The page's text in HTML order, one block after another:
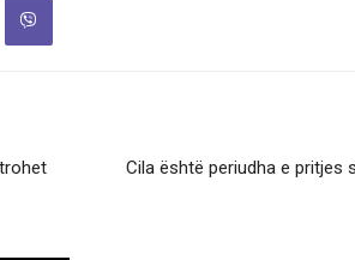
Cila është periudha e pritjes